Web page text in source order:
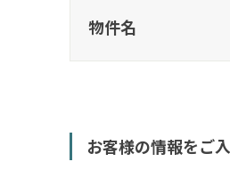
物件名
お客様の情報をご